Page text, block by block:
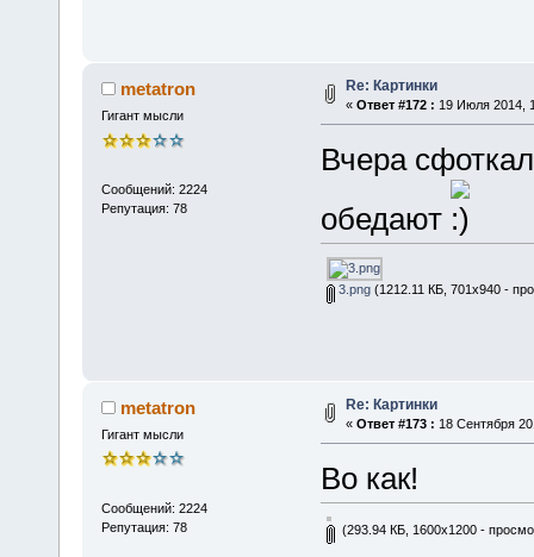
metatron
Гигант мысли
Сообщений: 2224
Репутация: 78
Re: Картинки
« Ответ #172 : 19 Июля 2014,
Вчера
обедают
3.png(1212.11 КБ, 701x940 -
metatron
Гигант мысли
Сообщений: 2224
Репутация: 78
Re: Картинки
« Ответ #173 : 18 Сентября
Во как!
(293.94 КБ, 1600x1200 -